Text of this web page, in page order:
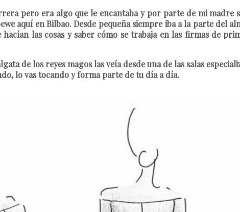
pero era algo que le encantaba y por parte de mi madre
aquí en Bilbao. Desde pequeña siempre iba a la parte del
las cosas y saber cómo se trabaja en las firmas de
de los reyes magos las veía desde una de las salas
lo vas tocando y forma parte de tu día a día.